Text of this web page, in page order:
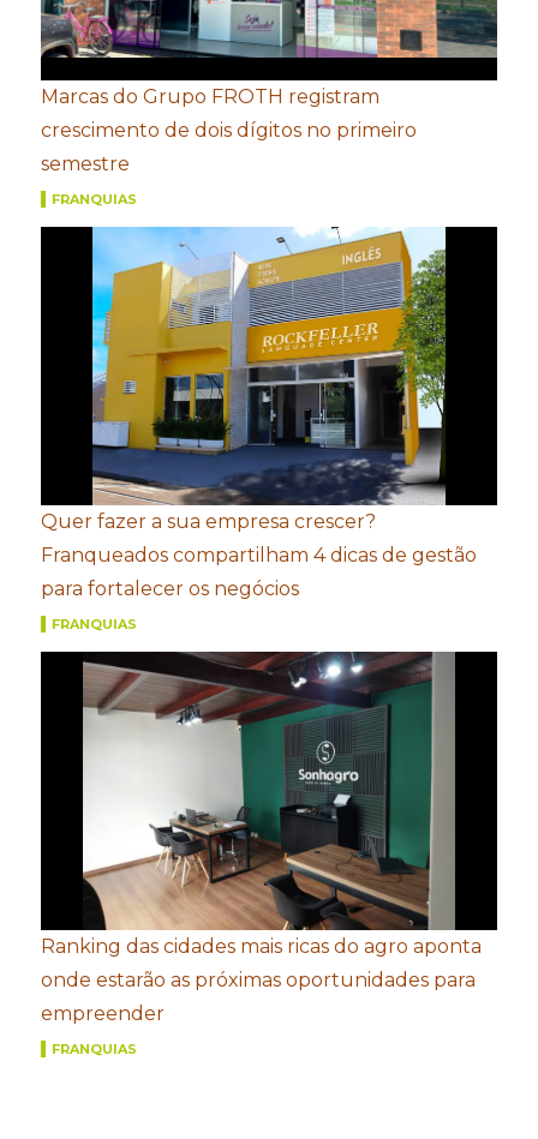
Marcas do Grupo FROTH registram
crescimento de dois dígitos no primeiro
semestre
FRANQUIAS
Quer fazer a sua empresa crescer?
Franqueados compartilham 4 dicas de gestão
para fortalecer os negócios
FRANQUIAS
Ranking das cidades mais ricas do agro aponta
onde estarão as próximas oportunidades para
empreender
FRANQUIAS